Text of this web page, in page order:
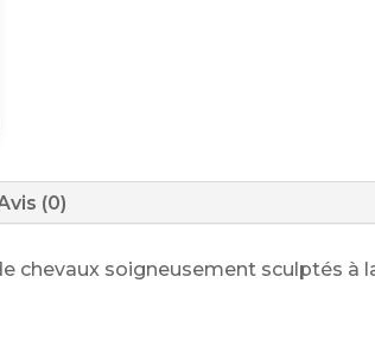
(0)
soigneusement sculptés à